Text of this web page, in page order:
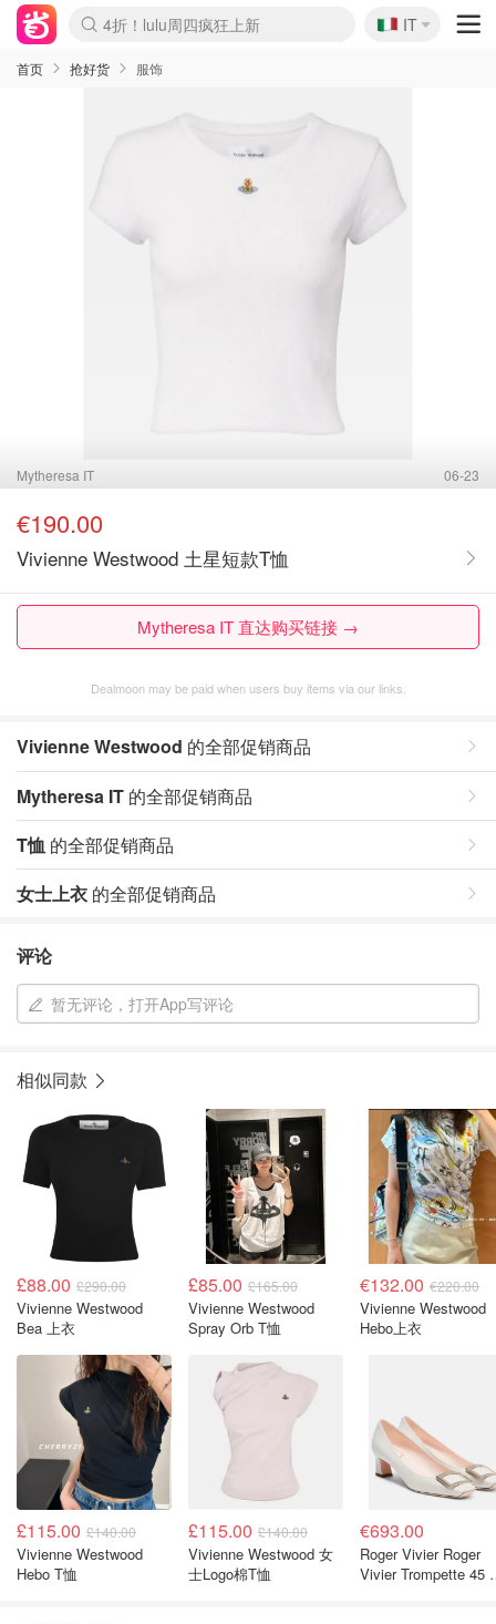
Boticinal 夏促开抢！
4折！lulu周四疯狂上新
速领！Stanley独家85折
Zalando 奥莱闪促！每日更新
🇮🇹
IT
首页 抢好货 服饰
Mytheresa IT 06-23
€190.00
Vivienne Westwood 土星短款T恤
Mytheresa IT 直达购买链接 →
Dealmoon may be paid when users buy items via our links.
Vivienne Westwood 的全部促销商品
Mytheresa IT 的全部促销商品
T恤 的全部促销商品
女士上衣 的全部促销商品
评论
暂无评论，打开App写评论
相似同款
£88.00 £290.00
Vivienne Westwood
Bea 上衣
£85.00 £165.00
Vivienne Westwood
Spray Orb T恤
€132.00 €220.00
Vivienne Westwood
Hebo上衣
£115.00 £140.00
Vivienne Westwood
Hebo T恤
£115.00 £140.00
Vivienne Westwood 女
士Logo棉T恤
€693.00
Roger Vivier Roger
Vivier Trompette 45